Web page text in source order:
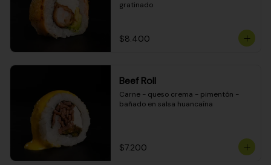
gratinado
$8.400
Beef Roll
Carne - queso crema - pimentón -
bañado en salsa huancaína
$7.200